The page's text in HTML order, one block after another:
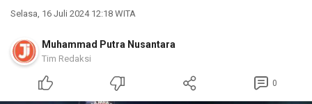
Selasa, 16 Juli 2024 12:18 WITA
Muhammad Putra Nusantara
Tim Redaksi
0